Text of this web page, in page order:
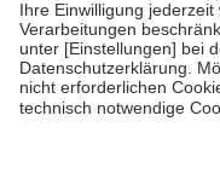
• Kindern und
mit Ausnahme der
• Untersuchungen zur
GKV getragen werden
• empfohlenen